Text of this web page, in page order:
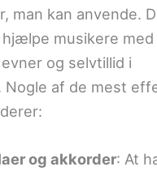
man kan anvende.
musikere med
og selvtillid i
Nogle af de mest
og akkorder: At